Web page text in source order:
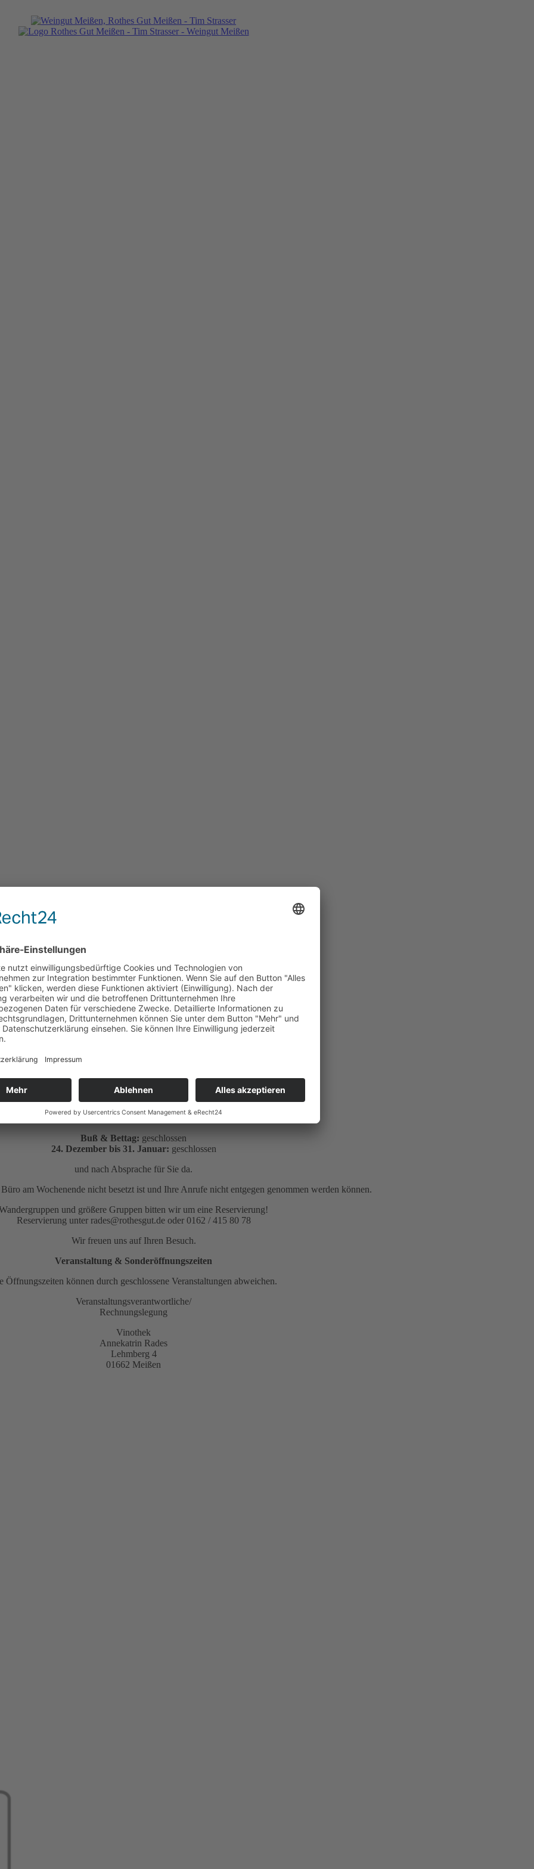
10:00 – 16:00 Uhr
Di. – Mi.:geschlossen
So. & Feiertag:11:00 – 16:00 Uhr
Buß & Bettag: geschlossen
24. Dezember bis 31. Januar: geschlossen
und nach Absprache für Sie da.
Büro am Wochenende nicht besetzt ist und Ihre Anrufe nicht entgegen genommen werden können.
und größere Gruppen bitten wir um eine Reservierung!
Reservierung unter rades@rothesgut.de oder 0162 / 415 80 78
Wir freuen uns auf Ihren Besuch.
Veranstaltung & Sonderöffnungszeiten
Öffnungszeiten können durch geschlossene Veranstaltungen abweichen.
Veranstaltungsverantwortliche/
Rechnungslegung
Vinothek
Annekatrin Rades
Lehmberg 4
01662 Meißen